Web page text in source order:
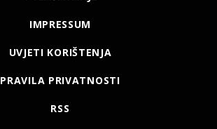
IMPRESSUM
UVJETI KORIŠTENJA
PRAVILA PRIVATNOSTI
RSS